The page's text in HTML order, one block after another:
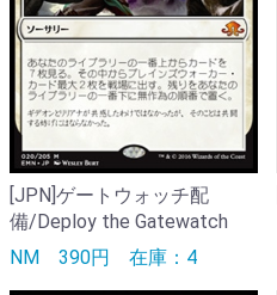
[JPN]ゲートウォッチ配
備/Deploy the Gatewatch
NM 390円 在庫：4